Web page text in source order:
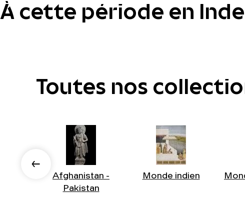
À cette période en Inde
Toutes nos
Afghanistan -
Pakistan
Monde indien